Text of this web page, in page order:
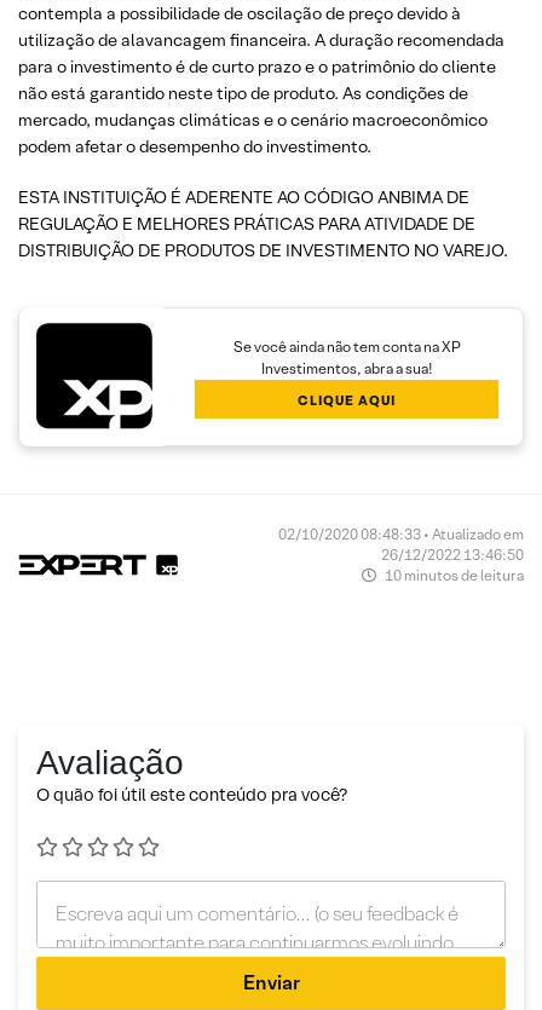
contempla a possibilidade de oscilação de preço devido à
utilização de alavancagem financeira. A duração recomendada
para o investimento é de curto prazo e o patrimônio do cliente
não está garantido neste tipo de produto. As condições de
mercado, mudanças climáticas e o cenário macroeconômico
podem afetar o desempenho do investimento.
ESTA INSTITUIÇÃO É ADERENTE AO CÓDIGO ANBIMA DE
REGULAÇÃO E MELHORES PRÁTICAS PARA ATIVIDADE DE
DISTRIBUIÇÃO DE PRODUTOS DE INVESTIMENTO NO VAREJO.
Se você ainda não tem conta na XP
Investimentos, abra a sua!
CLIQUE AQUI
02/10/2020 08:48:33 • Atualizado em
26/12/2022 13:46:50
10 minutos de leitura
Avaliação
O quão foi útil este conteúdo pra você?
Enviar